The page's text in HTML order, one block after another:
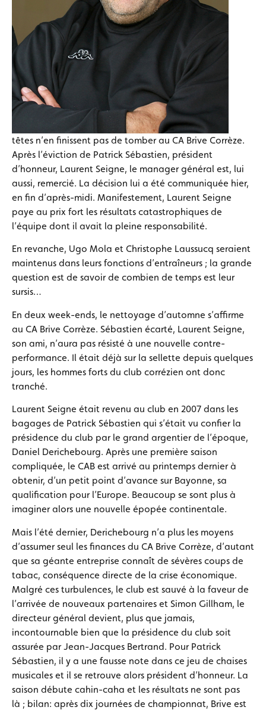
têtes n’en finissent pas de tomber au CA Brive Corrèze.
Après l’éviction de Patrick Sébastien, président
d’honneur, Laurent Seigne, le manager général est, lui
aussi, remercié. La décision lui a été communiquée hier,
en fin d’après-midi. Manifestement, Laurent Seigne
paye au prix fort les résultats catastrophiques de
l’équipe dont il avait la pleine responsabilité.
En revanche, Ugo Mola et Christophe Laussucq seraient
maintenus dans leurs fonctions d’entraîneurs ; la grande
question est de savoir de combien de temps est leur
sursis…
En deux week-ends, le nettoyage d’automne s’affirme
au CA Brive Corrèze. Sébastien écarté, Laurent Seigne,
son ami, n’aura pas résisté à une nouvelle contre-
performance. Il était déjà sur la sellette depuis quelques
jours, les hommes forts du club corrézien ont donc
tranché.
Laurent Seigne était revenu au club en 2007 dans les
bagages de Patrick Sébastien qui s’était vu confier la
présidence du club par le grand argentier de l’époque,
Daniel Derichebourg. Après une première saison
compliquée, le CAB est arrivé au printemps dernier à
obtenir, d’un petit point d’avance sur Bayonne, sa
qualification pour l’Europe. Beaucoup se sont plus à
imaginer alors une nouvelle épopée continentale.
Mais l’été dernier, Derichebourg n’a plus les moyens
d’assumer seul les finances du CA Brive Corrèze, d’autant
que sa géante entreprise connaît de sévères coups de
tabac, conséquence directe de la crise économique.
Malgré ces turbulences, le club est sauvé à la faveur de
l’arrivée de nouveaux partenaires et Simon Gillham, le
directeur général devient, plus que jamais,
incontournable bien que la présidence du club soit
assurée par Jean-Jacques Bertrand. Pour Patrick
Sébastien, il y a une fausse note dans ce jeu de chaises
musicales et il se retrouve alors président d’honneur. La
saison débute cahin-caha et les résultats ne sont pas
là ; bilan: après dix journées de championnat, Brive est